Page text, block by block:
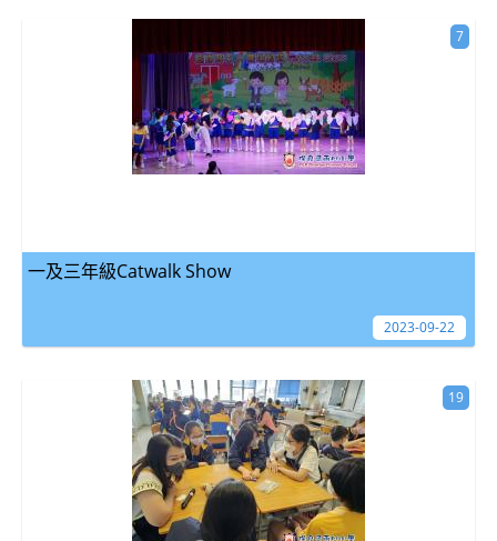
一及三年級Catwalk Show
7
2023-09-22
19